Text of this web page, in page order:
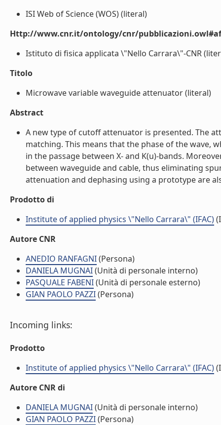
ISI Web of Science (WOS) (literal)
Http://www.cnr.it/ontology/cnr/
Istituto di fisica applicata \"Nello Carrara\"-CNR
Titolo
Microwave variable waveguide attenuator (literal)
Abstract
A new type of cutoff attenuator is presented. The
matching. This means that the phase of the wave,
in the passage between X- and K(u)-bands.
between waveguide and cable, thus eliminating
attenuation and dephasing using a prototype are
Prodotto di
Institute of applied physics \"Nello Carrara\" (IFAC)
Autore CNR
ANEDIO RANFAGNI(Persona)
DANIELA MUGNAI(Unità di personale interno)
PASQUALE FABENI(Unità di personale esterno)
GIAN PAOLO PAZZI(Persona)
Incoming links:
Prodotto
Institute of applied physics \"Nello Carrara\" (IFAC)
Autore CNR di
DANIELA MUGNAI(Unità di personale interno)
GIAN PAOLO PAZZI(Persona)